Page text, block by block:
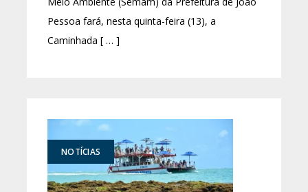
Pessoa fará, nesta quinta-feira (13), a
Caminhada [ … ]
NOTÍCIAS